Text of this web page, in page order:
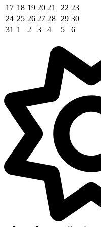
17 18 19 20 21 22 23
24 25 26 27 28 29 30
31 1 2 3 4 5 6